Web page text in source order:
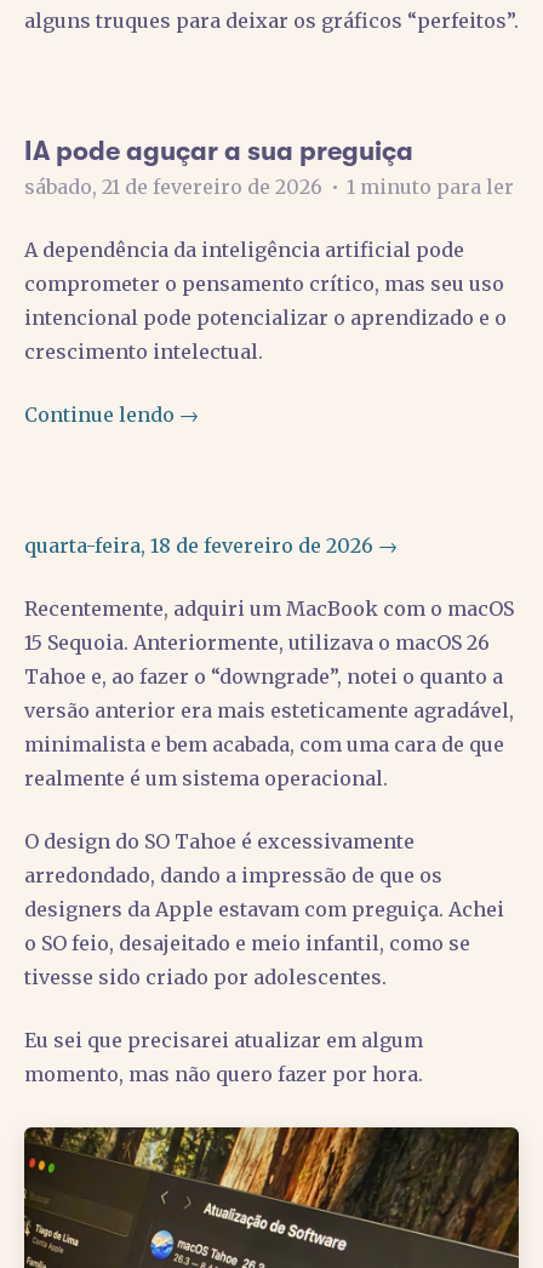
alguns truques para deixar os gráficos “perfeitos”.
IA pode aguçar a sua preguiça
sábado, 21 de fevereiro de 2026 • 1 minuto para ler
A dependência da inteligência artificial pode
comprometer o pensamento crítico, mas seu uso
intencional pode potencializar o aprendizado e o
crescimento intelectual.
Continue lendo →
quarta-feira, 18 de fevereiro de 2026 →
Recentemente, adquiri um MacBook com o macOS
15 Sequoia. Anteriormente, utilizava o macOS 26
Tahoe e, ao fazer o “downgrade”, notei o quanto a
versão anterior era mais esteticamente agradável,
minimalista e bem acabada, com uma cara de que
realmente é um sistema operacional.
O design do SO Tahoe é excessivamente
arredondado, dando a impressão de que os
designers da Apple estavam com preguiça. Achei
o SO feio, desajeitado e meio infantil, como se
tivesse sido criado por adolescentes.
Eu sei que precisarei atualizar em algum
momento, mas não quero fazer por hora.